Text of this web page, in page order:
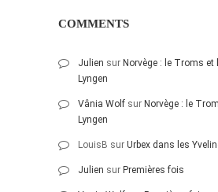
COMMENTS
Julien sur Norvège : le Troms et
Lyngen
Vânia Wolf sur Norvège : le
Lyngen
LouisB sur Urbex dans les
Julien sur Premières fois